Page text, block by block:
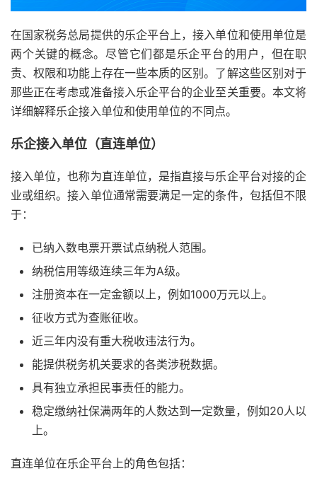
在国家税务总局提供的乐企平台上，接入单位和使用单位是
两个关键的概念。尽管它们都是乐企平台的用户，但在职
责、权限和功能上存在一些本质的区别。了解这些区别对于
那些正在考虑或准备接入乐企平台的企业至关重要。本文将
详细解释乐企接入单位和使用单位的不同点。
乐企接入单位（直连单位）
接入单位，也称为直连单位，是指直接与乐企平台对接的企
业或组织。接入单位通常需要满足一定的条件，包括但不限
于：
已纳入数电票开票试点纳税人范围。
纳税信用等级连续三年为A级。
注册资本在一定金额以上，例如1000万元以上。
征收方式为查账征收。
近三年内没有重大税收违法行为。
能提供税务机关要求的各类涉税数据。
具有独立承担民事责任的能力。
稳定缴纳社保满两年的人数达到一定数量，例如20人以
上。
直连单位在乐企平台上的角色包括：